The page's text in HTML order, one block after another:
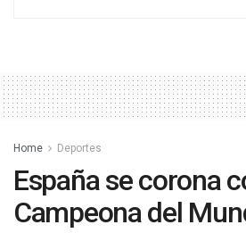
Home Deportes
España se corona
Campeona del